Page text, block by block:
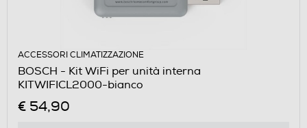
ACCESSORI CLIMATIZZAZIONE
BOSCH - Kit WiFi per unità interna
KITWIFICL2000-bianco
€ 54,90